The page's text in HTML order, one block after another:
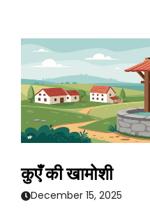
कुएँ की खामोशी
December 15, 2025